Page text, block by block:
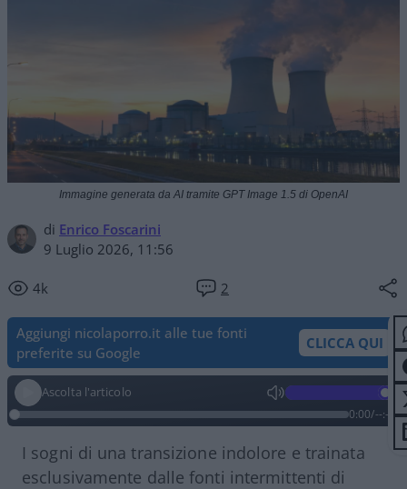
di Enrico Foscarini
9 Luglio 2026, 11:56
4k 2
Immagine generata da AI tramite GPT Image 1.5 di OpenAI
Aggiungi nicolaporro.it alle tue fonti
preferite su Google
CLICCA QUI
Ascolta l'articolo
0:00/--:--
I sogni di una transizione indolore e trainata
esclusivamente dalle fonti intermittenti di